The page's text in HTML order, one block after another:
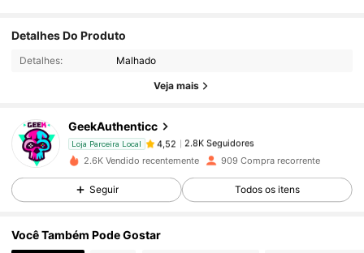
Detalhes Do Produto
Detalhes: Malhado
Veja mais
GeekAuthenticc
Loja Parceira Local
4,52
p***apago1 dia atrás
4,52 2.8K Seguidores
4,52
2.6K Vendido recentemente 909 Compra recorrente
Seguir Todos os itens
Você Também Pode Gostar